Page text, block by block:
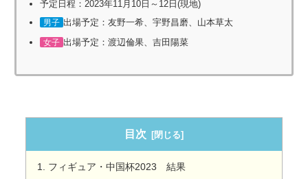
予定日程：2023年11月10日～12日(現地)
男子 出場予定：友野一希、宇野昌磨、山本草太
女子 出場予定：渡辺倫果、吉田陽菜
目次
フィギュア・中国杯2023 結果